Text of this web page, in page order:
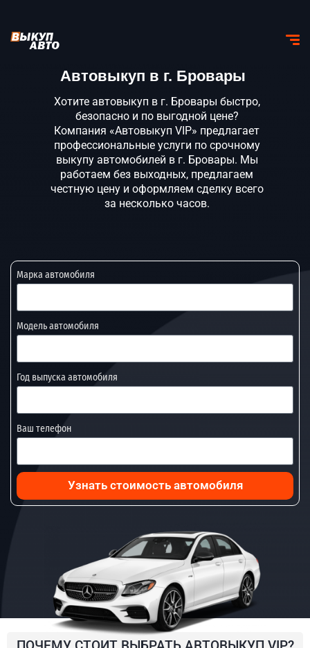
Автовыкуп в г. Бровары
Хотите автовыкуп в г. Бровары быстро,
безопасно и по выгодной цене?
Компания «Автовыкуп VIP» предлагает
профессиональные услуги по срочному
выкупу автомобилей в г. Бровары. Мы
работаем без выходных, предлагаем
честную цену и оформляем сделку всего
за несколько часов.
Марка автомобиля
Модель автомобиля
Год выпуска автомобиля
Ваш телефон
Узнать стоимость автомобиля